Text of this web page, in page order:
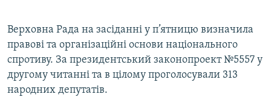
КТАТ
ДОЛУЧАЙСЯ!
Верховна Рада на засіданні у п’ятницю визначила
правові та організаційні основи національного
спротиву. За президентський законопроект №5557 у
другому читанні та в цілому проголосували 313
народних депутатів.